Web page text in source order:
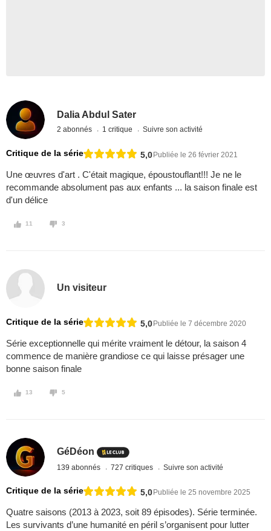
Dalia Abdul Sater
2 abonnés 1 critique Suivre son activité
Critique de la série 5,0 Publiée le 26 février 2021
Une œuvres d'art . C'était magique, époustouflant!!! Je ne le
recommande absolument pas aux enfants ... la saison finale est
d'un délice
11 3
Un visiteur
Critique de la série 5,0 Publiée le 7 décembre 2020
Série exceptionnelle qui mérite vraiment le détour, la saison 4
commence de manière grandiose ce qui laisse présager une
bonne saison finale
13 5
GéDéon
139 abonnés 727 critiques Suivre son activité
Critique de la série 5,0 Publiée le 25 novembre 2025
Quatre saisons (2013 à 2023, soit 89 épisodes). Série terminée.
Les survivants d’une humanité en péril s’organisent pour lutter